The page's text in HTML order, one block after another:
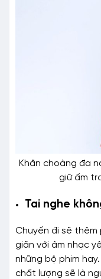
Khăn choàng đa
giữ ấm
Tai nghe
Chuyến đi sẽ
giãn với âm nhạc
những bộ phim
chất lượng sẽ là